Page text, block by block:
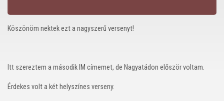
Köszönöm nektek ezt a nagyszerű versenyt!
Itt szereztem a második IM címemet, de Nagyatádon először voltam.
Érdekes volt a két helyszínes verseny.